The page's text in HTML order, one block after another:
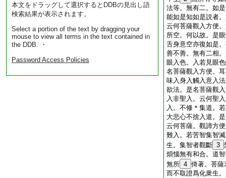
本文をドラッグして選択するとDDBの見出し語
検索結果が表示されます。
Select a portion of the text by dragging your
mouse to view all terms in the text contained in
the DDB. ・
Password Access Policies
法等。無有二。如
能如是知如是説者
云何菩薩觀入方便
所空。何以故。是
舌身意空亦復如是
善不善。無有二相
眼入色。入若見眼
名菩薩觀入方便。
味入身入觸入意入
欲法。是名菩薩觀
入非聖入。云何聖
入。不修＊集道。
大悲心不捨入道。
云何菩薩。觀諦方
難入。若苦智集智
生。集智者觀斷 3
煩惱無有和合。道
無所 4 倚著。菩薩
而不取證爲化衆生